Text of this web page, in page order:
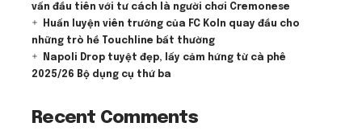
vấn đầu tiên với tư cách là người chơi Cremonese
Huấn luyện viên trưởng của FC Koln quay đầu cho
những trò hề Touchline bất thường
Napoli Drop tuyệt đẹp, lấy cảm hứng từ cà phê
2025/26 Bộ dụng cụ thứ ba
Recent Comments